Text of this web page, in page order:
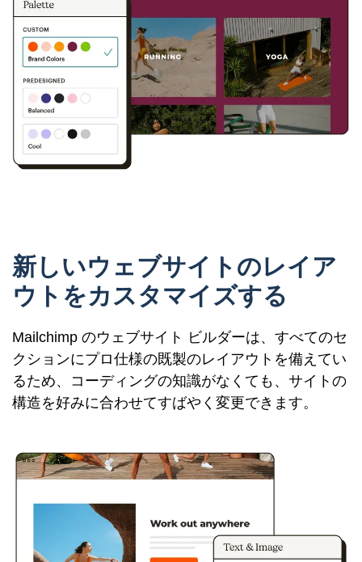
新しいウェブサイトのレイア
ウトをカスタマイズする
Mailchimp のウェブサイト ビルダーは、すべてのセ
クションにプロ仕様の既製のレイアウトを備えてい
るため、コーディングの知識がなくても、サイトの
構造を好みに合わせてすばやく変更できます。